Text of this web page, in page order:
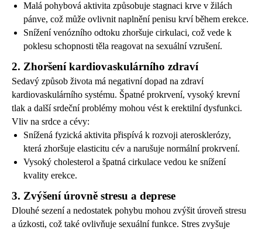
Malá pohybová aktivita způsobuje stagnaci krve v žilách
pánve, což může ovlivnit naplnění penisu krví během erekce.
Snížení venózního odtoku zhoršuje cirkulaci, což vede k
poklesu schopnosti těla reagovat na sexuální vzrušení.
2. Zhoršení kardiovaskulárního zdraví
Sedavý způsob života má negativní dopad na zdraví
kardiovaskulárního systému. Špatné prokrvení, vysoký krevní
tlak a další srdeční problémy mohou vést k erektilní dysfunkci.
Vliv na srdce a cévy:
Snížená fyzická aktivita přispívá k rozvoji aterosklerózy,
která zhoršuje elasticitu cév a narušuje normální prokrvení.
Vysoký cholesterol a špatná cirkulace vedou ke snížení
kvality erekce.
3. Zvýšení úrovně stresu a deprese
Dlouhé sezení a nedostatek pohybu mohou zvýšit úroveň stresu
a úzkosti, což také ovlivňuje sexuální funkce. Stres zvyšuje